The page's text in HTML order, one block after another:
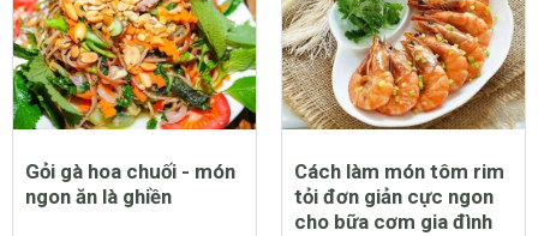
Gỏi gà hoa chuối - món
ngon ăn là ghiền
Cách làm món tôm rim
tỏi đơn giản cực ngon
cho bữa cơm gia đình